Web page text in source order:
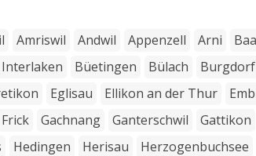
Amriswil Andwil Appenzell Arni
Büetingen Bülach Burgdorf
Eglisau Ellikon an der Thur
Frick Gachnang Ganterschwil Gattikon
Hedingen Herisau Herzogenbuchsee